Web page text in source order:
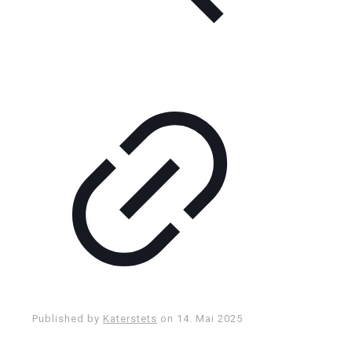
Published by Katerstets on 14. Mai 2025